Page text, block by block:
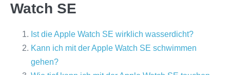
Watch SE
Ist die Apple Watch SE wirklich wasserdicht?
Kann ich mit der Apple Watch SE schwimmen
gehen?